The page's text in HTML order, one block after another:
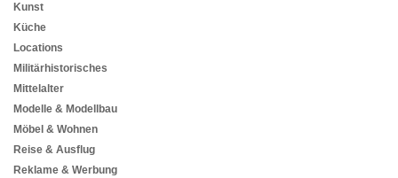
Kunst
Küche
Locations
Militärhistorisches
Mittelalter
Modelle & Modellbau
Möbel & Wohnen
Reise & Ausflug
Reklame & Werbung